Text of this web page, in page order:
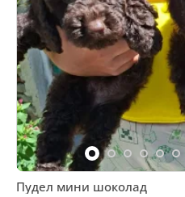
Пудел мини шоколад